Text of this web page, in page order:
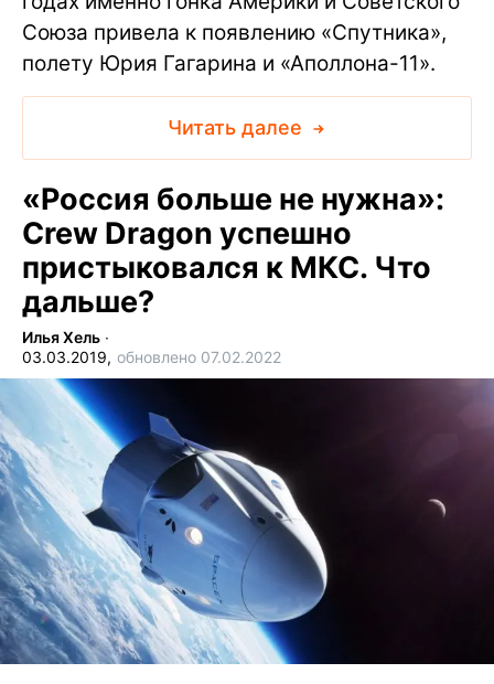
Союза привела к появлению «Спутника»,
полету Юрия Гагарина и «Аполлона-11».
Читать далее
«Россия больше не нужна»:
Crew Dragon успешно
пристыковался к МКС. Что
дальше?
Илья Хель ∙
03.03.2019, обновлено 07.02.2022